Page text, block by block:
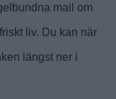
mail om
liv. Du kan när
längst ner i